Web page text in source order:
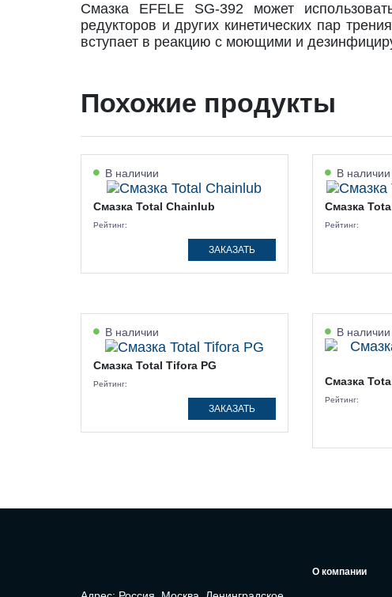
Смазка EFELE SG-392 может
редукторов и других кинетических пар
вступает в реакцию с моющими и
Похожие продукты
В наличии
Смазка Total Chainlub
Рейтинг:
ЗАКАЗАТЬ
В наличии
Смазка
Рейтинг:
В наличии
Смазка Total Tifora PG
Рейтинг:
ЗАКАЗАТЬ
В наличии
Смазка
Рейтинг:
О компании